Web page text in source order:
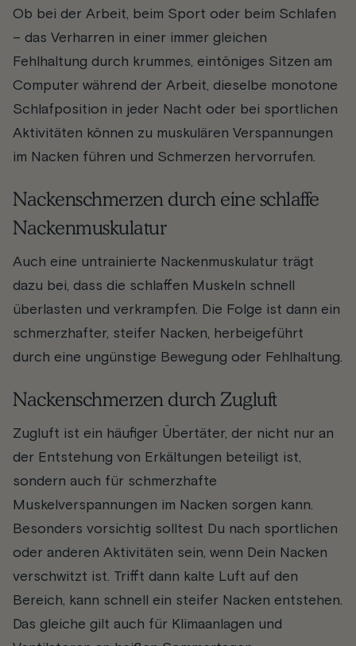
Ob bei der Arbeit, beim Sport oder beim Schlafen
– das Verharren in einer immer gleichen
Fehlhaltung durch krummes, eintöniges Sitzen am
Computer während der Arbeit, dieselbe monotone
Schlafposition in jeder Nacht oder bei sportlichen
Aktivitäten können zu muskulären Verspannungen
im Nacken führen und Schmerzen hervorrufen.
Nackenschmerzen durch eine schlaffe
Nackenmuskulatur
Auch eine untrainierte Nackenmuskulatur trägt
dazu bei, dass die schlaffen Muskeln schnell
überlasten und verkrampfen. Die Folge ist dann ein
schmerzhafter, steifer Nacken, herbeigeführt
durch eine ungünstige Bewegung oder Fehlhaltung.
Nackenschmerzen durch Zugluft
Zugluft ist ein häufiger Übertäter, der nicht nur an
der Entstehung von Erkältungen beteiligt ist,
sondern auch für schmerzhafte
Muskelverspannungen im Nacken sorgen kann.
Besonders vorsichtig solltest Du nach sportlichen
oder anderen Aktivitäten sein, wenn Dein Nacken
verschwitzt ist. Trifft dann kalte Luft auf den
Bereich, kann schnell ein steifer Nacken entstehen.
Das gleiche gilt auch für Klimaanlagen und